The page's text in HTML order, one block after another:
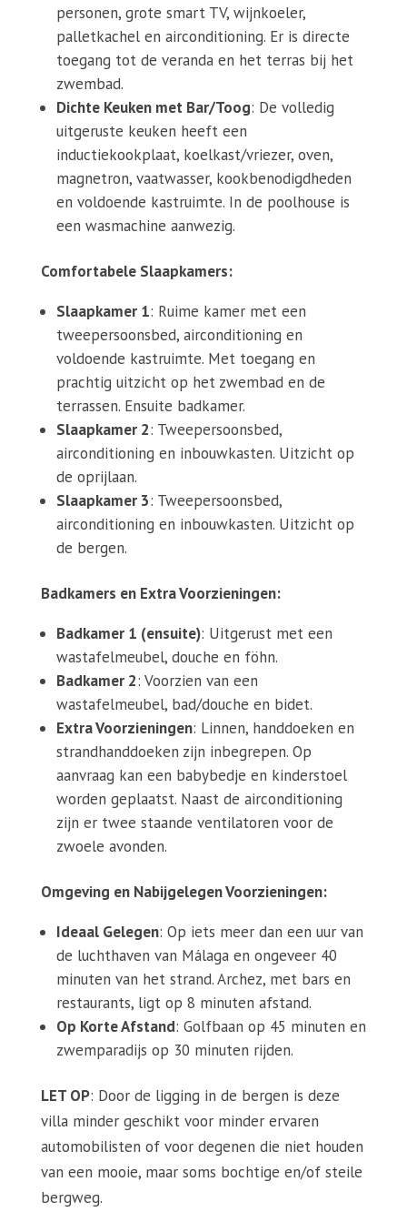
personen, grote smart TV, wijnkoeler,
palletkachel en airconditioning. Er is directe
toegang tot de veranda en het terras bij het
zwembad.
Dichte Keuken met Bar/Toog: De volledig
uitgeruste keuken heeft een
inductiekookplaat, koelkast/vriezer, oven,
magnetron, vaatwasser, kookbenodigdheden
en voldoende kastruimte. In de poolhouse is
een wasmachine aanwezig.
Comfortabele Slaapkamers:
Slaapkamer 1: Ruime kamer met een
tweepersoonsbed, airconditioning en
voldoende kastruimte. Met toegang en
prachtig uitzicht op het zwembad en de
terrassen. Ensuite badkamer.
Slaapkamer 2: Tweepersoonsbed,
airconditioning en inbouwkasten. Uitzicht op
de oprijlaan.
Slaapkamer 3: Tweepersoonsbed,
airconditioning en inbouwkasten. Uitzicht op
de bergen.
Badkamers en Extra Voorzieningen:
Badkamer 1 (ensuite): Uitgerust met een
wastafelmeubel, douche en föhn.
Badkamer 2: Voorzien van een
wastafelmeubel, bad/douche en bidet.
Extra Voorzieningen: Linnen, handdoeken en
strandhanddoeken zijn inbegrepen. Op
aanvraag kan een babybedje en kinderstoel
worden geplaatst. Naast de airconditioning
zijn er twee staande ventilatoren voor de
zwoele avonden.
Omgeving en Nabijgelegen Voorzieningen:
Ideaal Gelegen: Op iets meer dan een uur van
de luchthaven van Málaga en ongeveer 40
minuten van het strand. Archez, met bars en
restaurants, ligt op 8 minuten afstand.
Op Korte Afstand: Golfbaan op 45 minuten en
zwemparadijs op 30 minuten rijden.
LET OP: Door de ligging in de bergen is deze
villa minder geschikt voor minder ervaren
automobilisten of voor degenen die niet houden
van een mooie, maar soms bochtige en/of steile
bergweg.